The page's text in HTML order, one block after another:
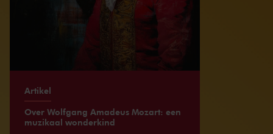
Artikel
Over Wolfgang Amadeus Mozart: een
muzikaal wonderkind